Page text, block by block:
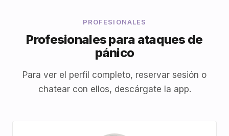
PROFESIONALES
Profesionales para ataques de
pánico
Para ver el perfil completo, reservar sesión o
chatear con ellos, descárgate la app.